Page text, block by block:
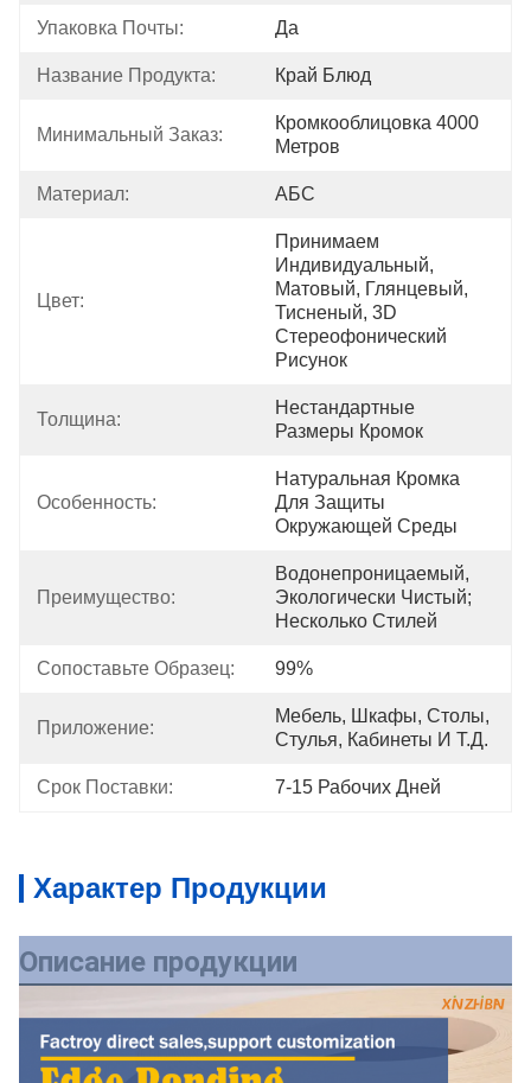
Упаковка Почты: Да
Название Продукта: Край Блюд
Минимальный Заказ:
Кромкооблицовка 4000
Метров
Материал: АБС
Цвет:
Принимаем
Индивидуальный,
Матовый, Глянцевый,
Тисненый, 3D
Стереофонический
Рисунок
Толщина:
Нестандартные
Размеры Кромок
Особенность:
Натуральная Кромка
Для Защиты
Окружающей Среды
Преимущество:
Водонепроницаемый,
Экологически Чистый;
Несколько Стилей
Сопоставьте Образец: 99%
Приложение:
Мебель, Шкафы, Столы,
Стулья, Кабинеты И Т.д.
Срок Поставки: 7-15 Рабочих Дней
Характер Продукции
Описание продукции